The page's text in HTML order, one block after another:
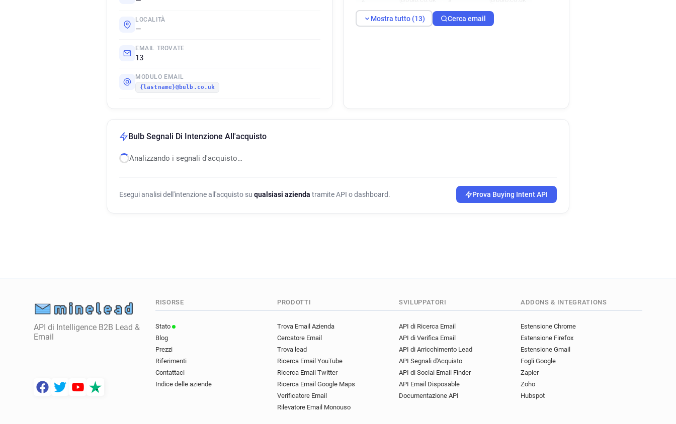
LOCALITÀ
—
EMAIL TROVATE
13
MODULO EMAIL
{lastname}@bulb.co.uk
w************@bulb.co.uk
o************@bulb.co.uk
f*********@bulb.co.uk
e*******@bulb.co.uk
Mostra tutto (13) Cerca email
Bulb Segnali Di Intenzione All'acquisto
Analizzando i segnali d'acquisto…
Esegui analisi dell'intenzione all'acquisto su qualsiasi azienda tramite API o dashboard. Prova Buying Intent API
API di Intelligence B2B Lead &
Email
RISORSE
Stato
Blog
Prezzi
Riferimenti
Contattaci
Indice delle aziende
PRODOTTI
Trova Email Azienda
Cercatore Email
Trova lead
Ricerca Email YouTube
Ricerca Email Twitter
Ricerca Email Google Maps
Verificatore Email
Rilevatore Email Monouso
SVILUPPATORI
API di Ricerca Email
API di Verifica Email
API di Arricchimento Lead
API Segnali d'Acquisto
API di Social Email Finder
API Email Disposable
Documentazione API
ADDONS & INTEGRATIONS
Estensione Chrome
Estensione Firefox
Estensione Gmail
Fogli Google
Zapier
Zoho
Hubspot